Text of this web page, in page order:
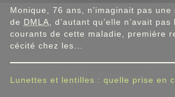
Monique, 76 ans, n’imaginait pas
de DMLA , d’autant qu’elle n’avait
courants de cette maladie, première
cécité chez les...
Lunettes et lentilles : quelle prise en